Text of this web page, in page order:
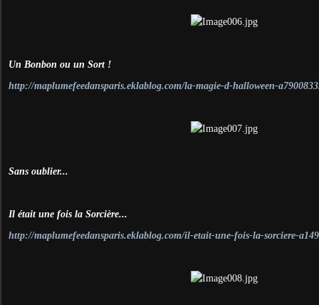
Un Bonbon ou un Sort !
http://maplumefeedansparis.eklablog.com/la-magie-d-halloween-
Sans oublier...
Il était une fois la Sorcière...
http://maplumefeedansparis.eklablog.com/il-etait-une-fois-la-sorciere-